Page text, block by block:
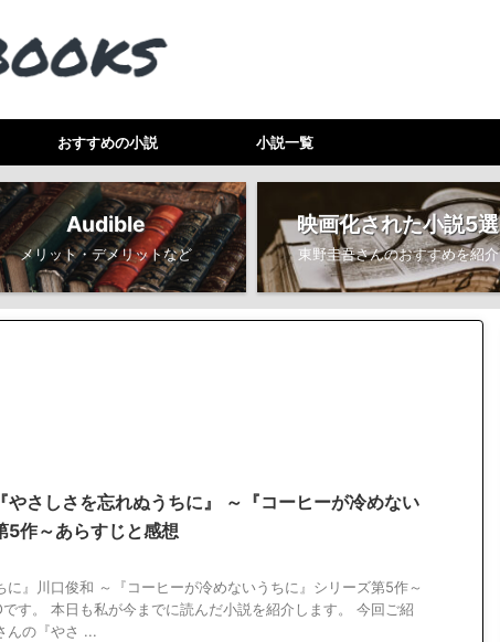
おすすめの小説 小説一覧
Audible
メリット・デメリットなど
映画化された小説5選
東野圭吾さんのおすすめを紹介
やさしさを忘れぬうちに』 ～『コーヒーが冷めない
5作～あらすじと感想
に』川口俊和 ～『コーヒーが冷めないうちに』シリーズ第5作～
す。 本日も私が今までに読んだ小説を紹介します。 今回ご紹
んの『やさ ...